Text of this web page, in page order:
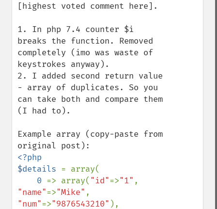
[highest voted comment here].
1. In php 7.4 counter $i
breaks the function. Removed
completely (imo was waste of
keystrokes anyway).
2. I added second return value
- array of duplicates. So you
can take both and compare them
(I had to).
Example array (copy-paste from
<?php
$details = array(
0 => array( "id"=>"1"
"name"=>"Mike"
"num"=>"9876543210" ),